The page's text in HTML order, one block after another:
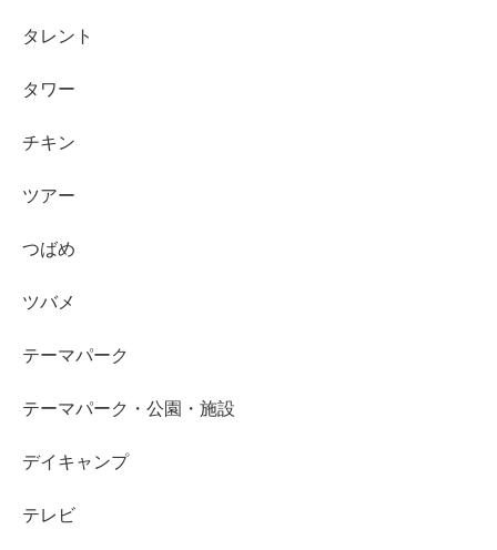
タレント
タワー
チキン
ツアー
つばめ
ツバメ
テーマパーク
テーマパーク・公園・施設
デイキャンプ
テレビ